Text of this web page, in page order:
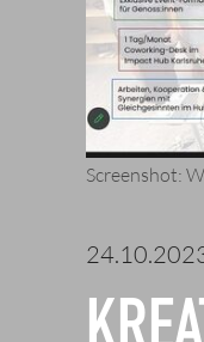
Screenshot: